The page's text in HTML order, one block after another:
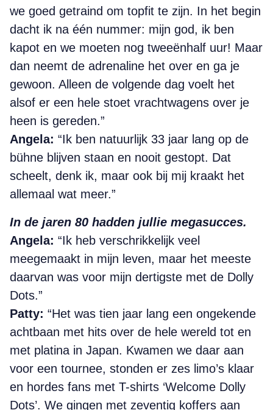
we goed getraind om topfit te zijn. In het begin
dacht ik na één nummer: mijn god, ik ben
kapot en we moeten nog tweeënhalf uur! Maar
dan neemt de adrenaline het over en ga je
gewoon. Alleen de volgende dag voelt het
alsof er een hele stoet vrachtwagens over je
heen is gereden.”
Angela: “Ik ben natuurlijk 33 jaar lang op de
bühne blijven staan en nooit gestopt. Dat
scheelt, denk ik, maar ook bij mij kraakt het
allemaal wat meer.”
In de jaren 80 hadden jullie megasucces.
Angela: “Ik heb verschrikkelijk veel
meegemaakt in mijn leven, maar het meeste
daarvan was voor mijn dertigste met de Dolly
Dots.”
Patty: “Het was tien jaar lang een ongekende
achtbaan met hits over de hele wereld tot en
met platina in Japan. Kwamen we daar aan
voor een tournee, stonden er zes limo’s klaar
en hordes fans met T-shirts ‘Welcome Dolly
Dots’. We gingen met zeventig koffers aan